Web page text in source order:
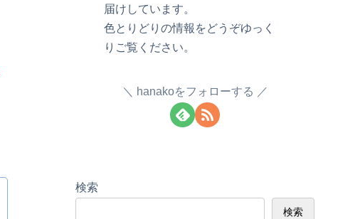
届けしています。
色とりどりの情報をどうぞゆっく
りご覧ください。
hanakoをフォローする
検索
検索